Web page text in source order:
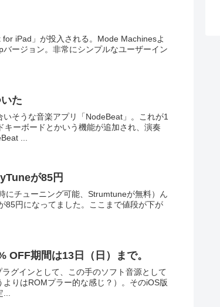
iPad」が投入される。Mode Machinesよ
ージョン。非常にシンプルなユーザーイン
た
そうな音楽アプリ「NodeBeat」。これが1
ーボードとかいう機能が追加され、演奏
...
が85円
にチューニング可能、Strumtuneが無料）ん
85円になってました。ここまで値段が下が
期間は13日（日）まで。
グインとして、この手のソフト音源として
りはROMプラー的な感じ？）。そのiOS版